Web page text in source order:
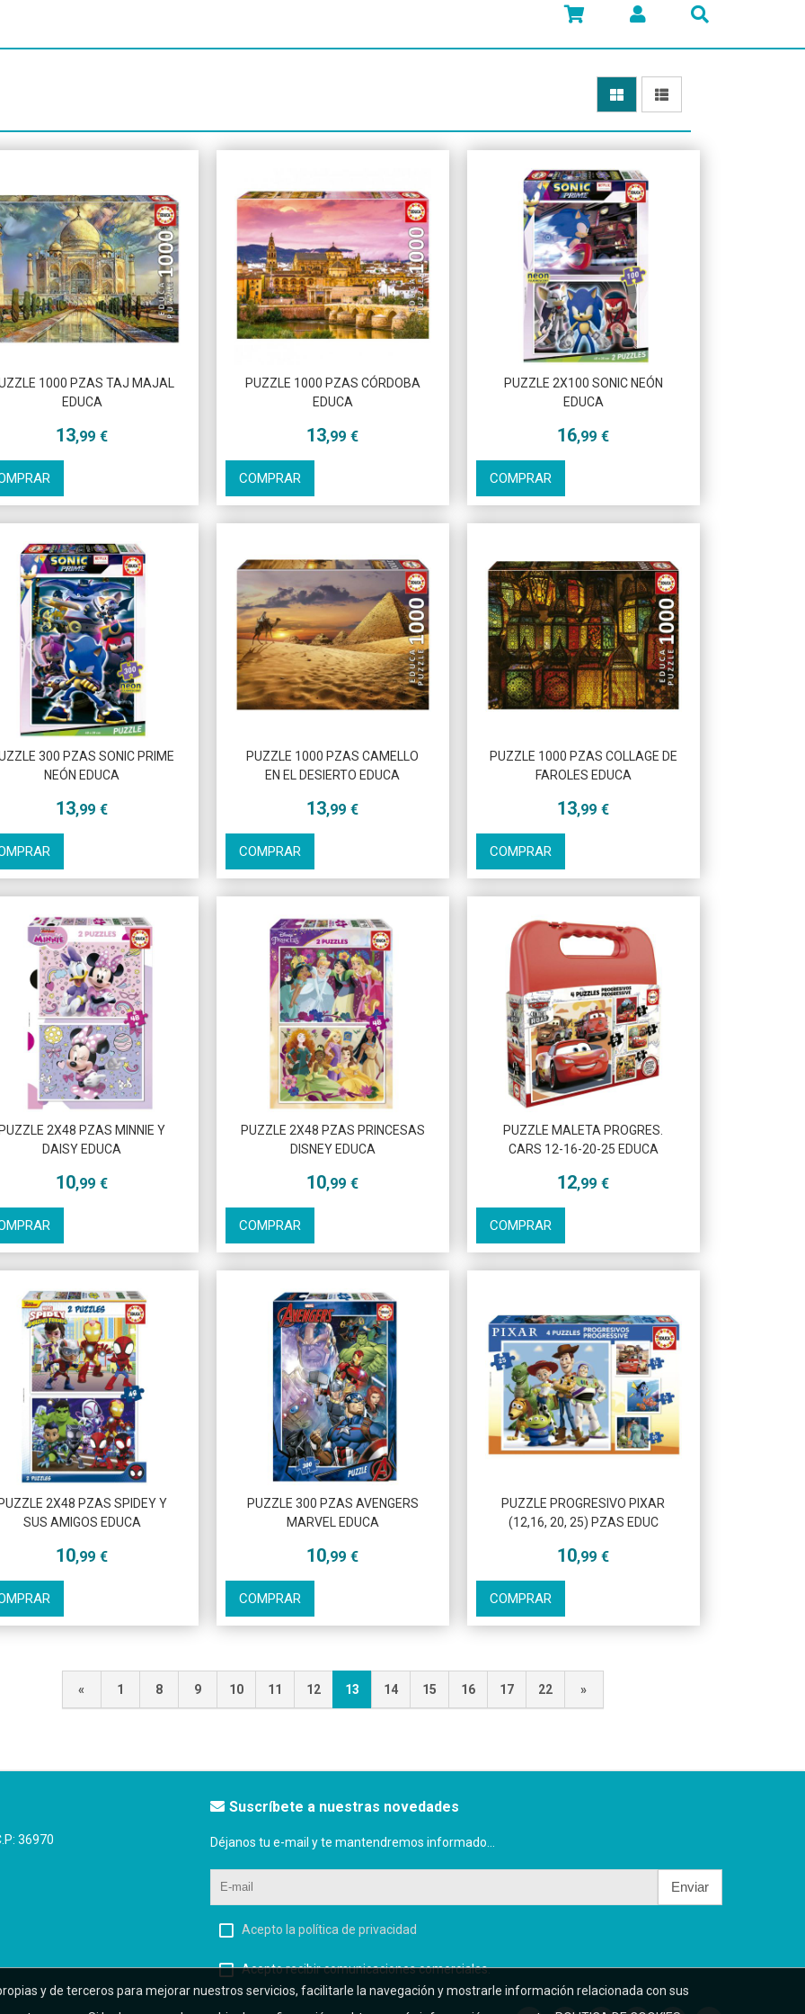
1000 PZAS TAJ MAJAL
EDUCA
13,99 €
PUZZLE 1000 PZAS CÓRDOBA
EDUCA
13,99 €
COMPRAR
PUZZLE 2X100 SONIC NEÓN
EDUCA
16,99 €
COMPRAR
300 PZAS SONIC PRIME
NEÓN EDUCA
13,99 €
PUZZLE 1000 PZAS CAMELLO
EN EL DESIERTO EDUCA
13,99 €
COMPRAR
PUZZLE 1000 PZAS COLLAGE DE
FAROLES EDUCA
13,99 €
COMPRAR
2X48 PZAS MINNIE Y
DAISY EDUCA
10,99 €
PUZZLE 2X48 PZAS PRINCESAS
DISNEY EDUCA
10,99 €
COMPRAR
Más info
PUZZLE MALETA PROGRES.
CARS 12-16-20-25 EDUCA
12,99 €
COMPRAR
2X48 PZAS SPIDEY Y
SUS AMIGOS EDUCA
10,99 €
PUZZLE 300 PZAS AVENGERS
MARVEL EDUCA
10,99 €
COMPRAR
PUZZLE PROGRESIVO PIXAR
(12,16, 20, 25) PZAS EDUC
10,99 €
COMPRAR
« 1 8 9 10 11 12 13 14 15 16 17 22 »
36970
Suscríbete a nuestras novedades
Déjanos tu e-mail y te mantendremos informado...
Enviar
Acepto la política de privacidad
Acepto recibir comunicaciones comerciales.
y de terceros para mejorar nuestros servicios, facilitarle la navegación y mostrarle información relacionada con sus